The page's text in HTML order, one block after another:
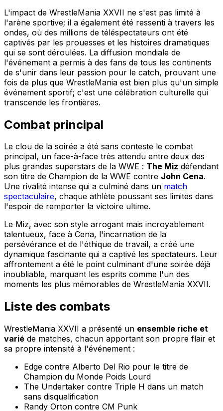
L'impact de WrestleMania XXVII ne s'est pas limité à
l'arène sportive; il a également été ressenti à travers les
ondes, où des millions de téléspectateurs ont été
captivés par les prouesses et les histoires dramatiques
qui se sont déroulées. La diffusion mondiale de
l'événement a permis à des fans de tous les continents
de s'unir dans leur passion pour le catch, prouvant une
fois de plus que WrestleMania est bien plus qu'un simple
événement sportif; c'est une célébration culturelle qui
transcende les frontières.
Combat principal
Le clou de la soirée a été sans conteste le combat
principal, un face-à-face très attendu entre deux des
plus grandes superstars de la WWE : The Miz défendant
son titre de Champion de la WWE contre John Cena.
Une rivalité intense qui a culminé dans un match
spectaculaire, chaque athlète poussant ses limites dans
l'espoir de remporter la victoire ultime.
Le Miz, avec son style arrogant mais incroyablement
talentueux, face à Cena, l'incarnation de la
persévérance et de l'éthique de travail, a créé une
dynamique fascinante qui a captivé les spectateurs. Leur
affrontement a été le point culminant d'une soirée déjà
inoubliable, marquant les esprits comme l'un des
moments les plus mémorables de WrestleMania XXVII.
Liste des combats
WrestleMania XXVII a présenté un ensemble riche et
varié de matches, chacun apportant son propre flair et
sa propre intensité à l'événement :
Edge contre Alberto Del Rio pour le titre de
Champion du Monde Poids Lourd
The Undertaker contre Triple H dans un match
sans disqualification
Randy Orton contre CM Punk